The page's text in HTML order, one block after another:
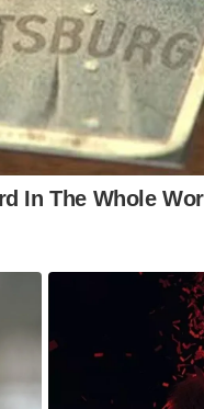
In The Whole